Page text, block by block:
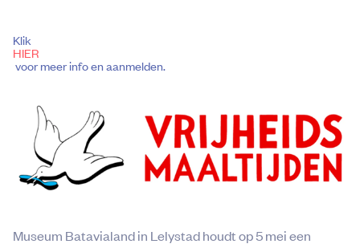
Klik
HIER
voor meer info en aanmelden.
Museum Batavialand in Lelystad houdt op 5 mei een